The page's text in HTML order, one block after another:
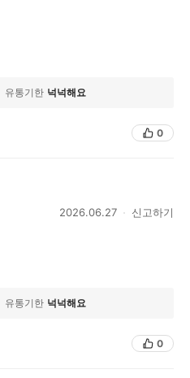
유통기한 넉넉해요
0
2026.06.27 신고하기
유통기한 넉넉해요
0